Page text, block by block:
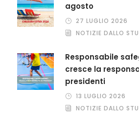
agosto
27 LUGLIO 2026
NOTIZIE DALLO
Responsabile
cresce la
presidenti
13 LUGLIO 2026
NOTIZIE DALLO